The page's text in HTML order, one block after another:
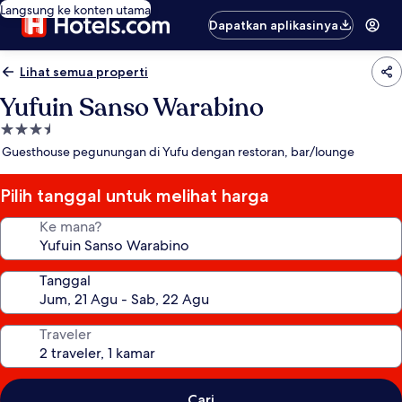
Langsung ke konten utama
Dapatkan aplikasinya
Lihat semua properti
Yufuin Sanso Warabino
Properti
bintang
Guesthouse pegunungan di Yufu dengan restoran, bar/lounge
Pilih tanggal untuk melihat harga
Ke mana?
Tanggal
Traveler